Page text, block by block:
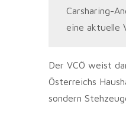
Carsharing-
eine aktuelle
Der VCÖ weist
Österreichs
sondern